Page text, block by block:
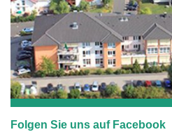
Folgen Sie uns auf Facebook